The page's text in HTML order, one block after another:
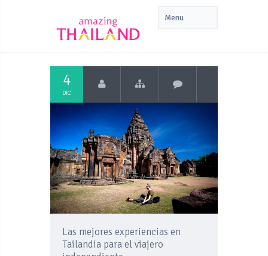
4
DIC
Las mejores experiencias en
Tailandia para el viajero